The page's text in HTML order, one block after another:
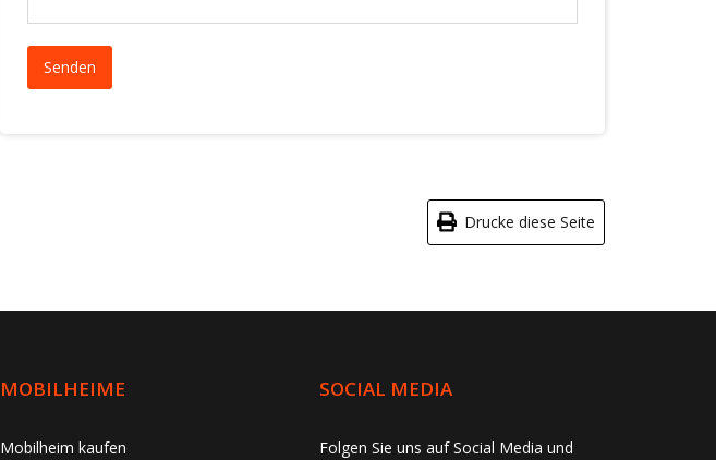
Drucke diese Seite
MOBILHEIME
Mobilheim kaufen
SOCIAL MEDIA
Folgen Sie uns auf Social Media und